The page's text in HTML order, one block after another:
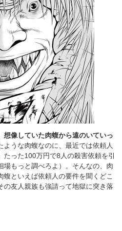
想像していた肉蝮から遠のいていっ
ような肉蝮なのに、最近では依頼人
った100万円で8人の殺害依頼を引
場もっと調べろよ）。そんなの、肉
といえば依頼人の要件を聞くどこ
の友人親族も強請って地獄に突き落